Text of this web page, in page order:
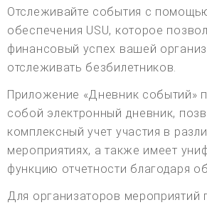
Отслеживайте события с
обеспечения USU, которое
финансовый успех вашей
отслеживать безбилетников.
Приложение «Дневник событий»
собой электронный дневник,
комплексный учет участия в
мероприятиях, а также имеет
функцию отчетности благодаря
Для организаторов мероприятий